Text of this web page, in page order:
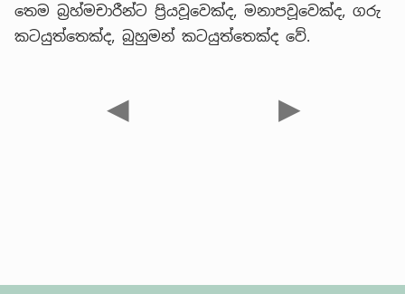
තෙම බ්‍රහ්මචාරීන්ට ප්‍රියවූවෙක්ද, මනාපවූවෙක්ද, ගරු
කටයුත්තෙක්ද, බුහුමන් කටයුත්තෙක්ද වේ.
◀ ▶